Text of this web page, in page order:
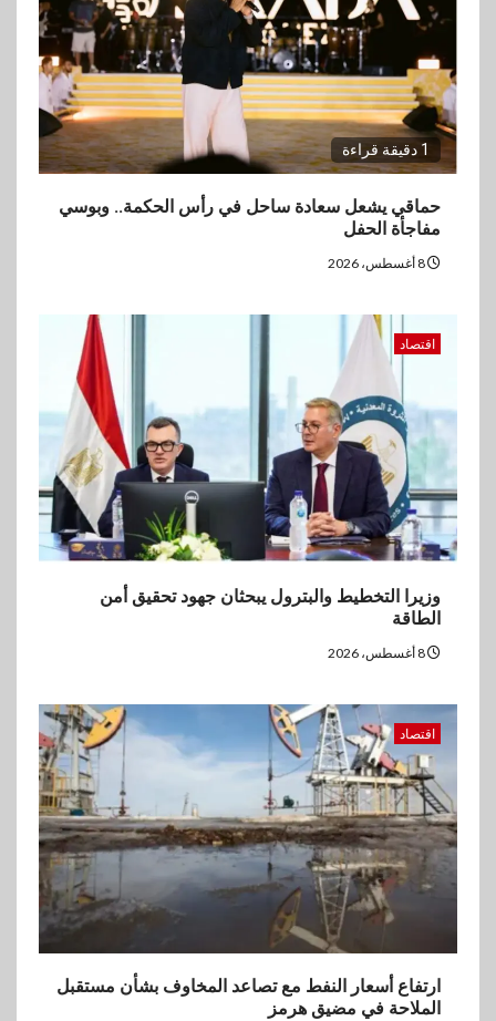
3
اقتصاد
ارتفاع أسعار النفط مع تصاعد
المخاوف بشأن مستقبل الملاحة
في مضيق هرمز
4 بنوك
البنك الزراعي يكرم موظفيه
المتميزين بعد تحقيق نتائج قياسية
إنتيسا سان باولو تحقق 5.6 مليار
يورو صافي ربح في النصف الأول
2026
1 دقيقة قراءة
حماقي يشعل سعادة ساحل في رأس الحكمة.. وبوسي
مفاجأة الحفل
اقتصاد
وزيرا التخطيط والبترول يبحثان جهود تحقيق أمن
الطاقة
اقتصاد
ارتفاع أسعار النفط مع تصاعد المخاوف بشأن مستقبل
الملاحة في مضيق هرمز